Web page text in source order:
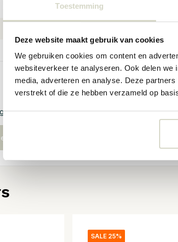
Toestemming
Deze website maakt gebruik van cookies
We gebruiken cookies om content en
websiteverkeer te analyseren. Ook delen
media, adverteren en analyse. Deze
verstrekt of die ze hebben verzameld op
46141
over dit product..
SALE 25%